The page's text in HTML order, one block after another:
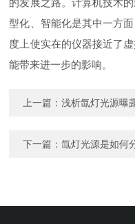
型化、智能化是其中一方
度上使实在的仪器接近了
能带来进一步的影响。
上一篇：浅析氙灯光源曝
下一篇：氙灯光源是如何